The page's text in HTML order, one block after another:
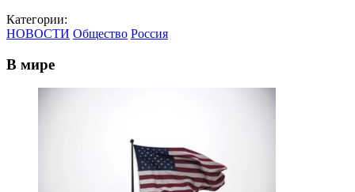
Категории:
НОВОСТИ Общество Россия
В мире